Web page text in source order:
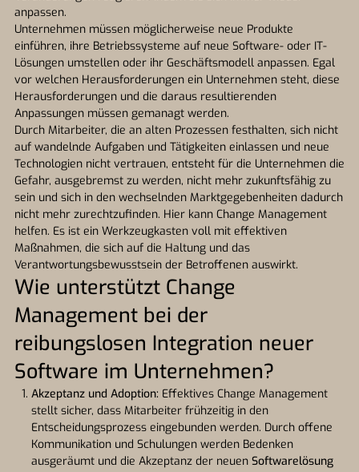
anpassen.
Unternehmen müssen möglicherweise neue Produkte
einführen, ihre Betriebssysteme auf neue Software- oder IT-
Lösungen umstellen oder ihr Geschäftsmodell anpassen. Egal
vor welchen Herausforderungen ein Unternehmen steht, diese
Herausforderungen und die daraus resultierenden
Anpassungen müssen gemanagt werden.
Durch Mitarbeiter, die an alten Prozessen festhalten, sich nicht
auf wandelnde Aufgaben und Tätigkeiten einlassen und neue
Technologien nicht vertrauen, entsteht für die Unternehmen die
Gefahr, ausgebremst zu werden, nicht mehr zukunftsfähig zu
sein und sich in den wechselnden Marktgegebenheiten dadurch
nicht mehr zurechtzufinden. Hier kann Change Management
helfen. Es ist ein Werkzeugkasten voll mit effektiven
Maßnahmen, die sich auf die Haltung und das
Verantwortungsbewusstsein der Betroffenen auswirkt.
Wie unterstützt Change
Management bei der
reibungslosen Integration neuer
Software im Unternehmen?
Akzeptanz und Adoption: Effektives Change Management
stellt sicher, dass Mitarbeiter frühzeitig in den
Entscheidungsprozess eingebunden werden. Durch offene
Kommunikation und Schulungen werden Bedenken
ausgeräumt und die Akzeptanz der neuen Softwarelösung